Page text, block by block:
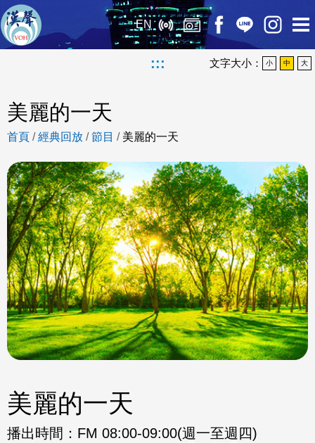
EN
::: 文字大小： 小 中 大
美麗的一天
首頁 /經典回放 /節目 / 美麗的一天
美麗的一天
播出時間： FM 08:00-09:00(週一至週四)